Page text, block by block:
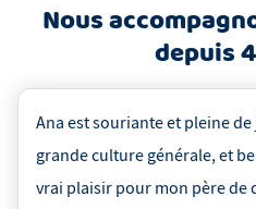
Nous
depuis
Ana est souriante et pleine
grande culture générale, et
vrai plaisir pour mon père de